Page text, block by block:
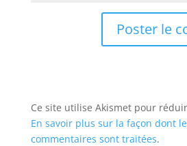
Ce site utilise Akismet pour
En savoir plus sur la façon dont
commentaires sont traitées.